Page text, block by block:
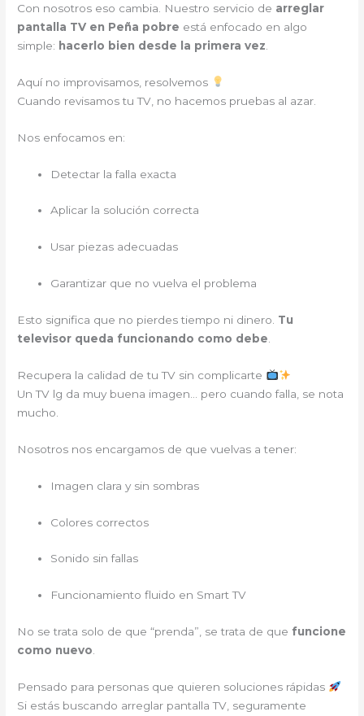
Con nosotros eso cambia. Nuestro servicio de arreglar
pantalla TV en Peña pobre está enfocado en algo
simple: hacerlo bien desde la primera vez
Aquí no improvisamos, resolvemos
Cuando revisamos tu TV, no hacemos pruebas al azar.
Nos enfocamos en:
Detectar la falla exacta
Aplicar la solución correcta
Usar piezas adecuadas
Garantizar que no vuelva el problema
Esto significa que no pierdes tiempo ni dinero. Tu
televisor queda funcionando como debe
Recupera la calidad de tu TV sin complicarte
Un TV lg da muy buena imagen… pero cuando falla, se nota
mucho.
Nosotros nos encargamos de que vuelvas a tener:
Imagen clara y sin sombras
Colores correctos
Sonido sin fallas
Funcionamiento fluido en Smart TV
No se trata solo de que “prenda”, se trata de que funcione
como nuevo
Pensado para personas que quieren soluciones rápidas
Si estás buscando arreglar pantalla TV, seguramente